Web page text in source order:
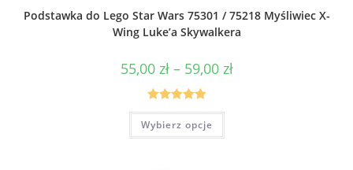
Podstawka do Lego Star Wars 75301 / 75218 Myśliwiec X-
Wing Luke’a Skywalkera
55,00 zł – 59,00 złZakres
Oceniono
5.00na 5
Wybierz opcje
Ten
ma